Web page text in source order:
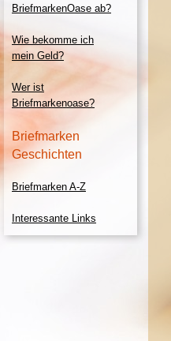
BriefmarkenOase ab?
Wie bekomme ich
mein Geld?
Wer ist
Briefmarkenoase?
Briefmarken
Geschichten
Briefmarken A-Z
Interessante Links